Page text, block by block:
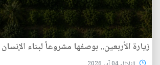
زيارة الأربعين.. بوصفها مشروعاً لبناء